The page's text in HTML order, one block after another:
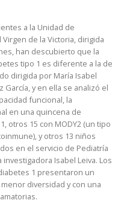
a la Unidad de
de la Victoria, dirigida
han descubierto que la
tipo 1 es diferente a la de
dirigida por María Isabel
García, y en ella se analizó el
funcional, la
en una quincena de
otros 15 con MODY2 (un tipo
y otros 13 niños
en el servicio de Pediatría
Isabel Leiva. Los
1 presentaron un
diversidad y con una